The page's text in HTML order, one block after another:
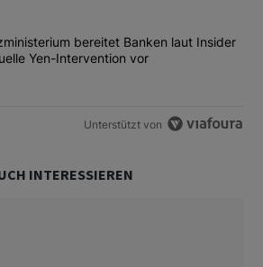
Titel "US-Finanzministerium bereitet
bereitet Banken laut Insider
Yen-Intervention vor
Unterstützt von
INTERESSIEREN